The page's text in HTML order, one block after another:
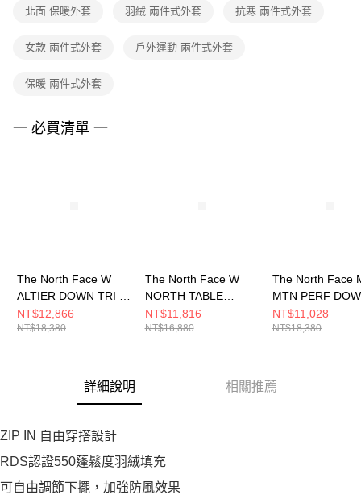
權轉讓予恩沛科技股份有限公司。
３．未成年的使用者請事先徵得法定代理人或監護人之同意方可使用
任。
請求用戶進行身份認證。
５．嚴禁一人註冊多個帳號或使用他人資訊註冊。若發現惡意使用之情形，
北面 保暖外套 羽絨 兩件式外套 抗寒 兩件式外套
女款 兩件式外套 戶外運動 兩件式外套
保暖 兩件式外套
一 必買清單 一
The North Face W
ALTIER DOWN TRI -
AP 女 兩件式外套
NF0A8GK6KX7
NT$12,866
NT$18,380
The North Face W
NORTH TABLE
DOWN TRICLIMATE -
AP 女 兩件式外套
NT$11,816
NT$16,880
The North Face
MTN PERF
TRI JACKET -
兩件式外套
NT$11,028
NT$18,380
詳細說明 相關推薦
ZIP IN 自由穿搭設計
RDS認證550蓬鬆度羽絨填充
可自由調節下擺，加強防風效果